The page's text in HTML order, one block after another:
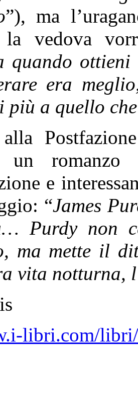
”), ma
la vedova
quando
era
più a quello
alla
romanzo
e
“James
Purdy non
ma mette il
vita notturna,
libri.com/